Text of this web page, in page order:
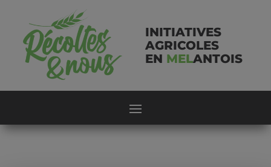
INITIATIVES
AGRICOLES
EN MELANTOIS